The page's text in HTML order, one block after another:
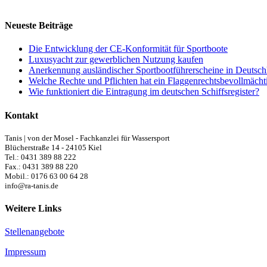
Neueste Beiträge
Die Entwicklung der CE-Konformität für Sportboote
Luxusyacht zur gewerblichen Nutzung kaufen
Anerkennung ausländischer Sportbootführerscheine in
Welche Rechte und Pflichten hat ein
Wie funktioniert die Eintragung im deutschen Schiffsregister?
Kontakt
Tanis | von der Mosel - Fachkanzlei für Wassersport
Blücherstraße 14 - 24105 Kiel
Tel.: 0431 389 88 222
Fax.: 0431 389 88 220
Mobil.: 0176 63 00 64 28
info@ra-tanis.de
Weitere Links
Stellenangebote
Impressum